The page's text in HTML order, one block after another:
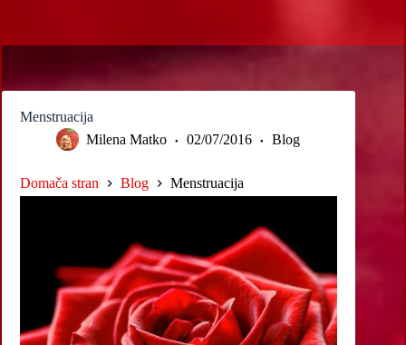
Menstruacija
Milena Matko
02/07/2016 Blog
Domača stran Blog Menstruacija